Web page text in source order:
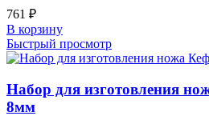
761 ₽
В корзину
Быстрый просмотр
Набор для изготовления
8мм